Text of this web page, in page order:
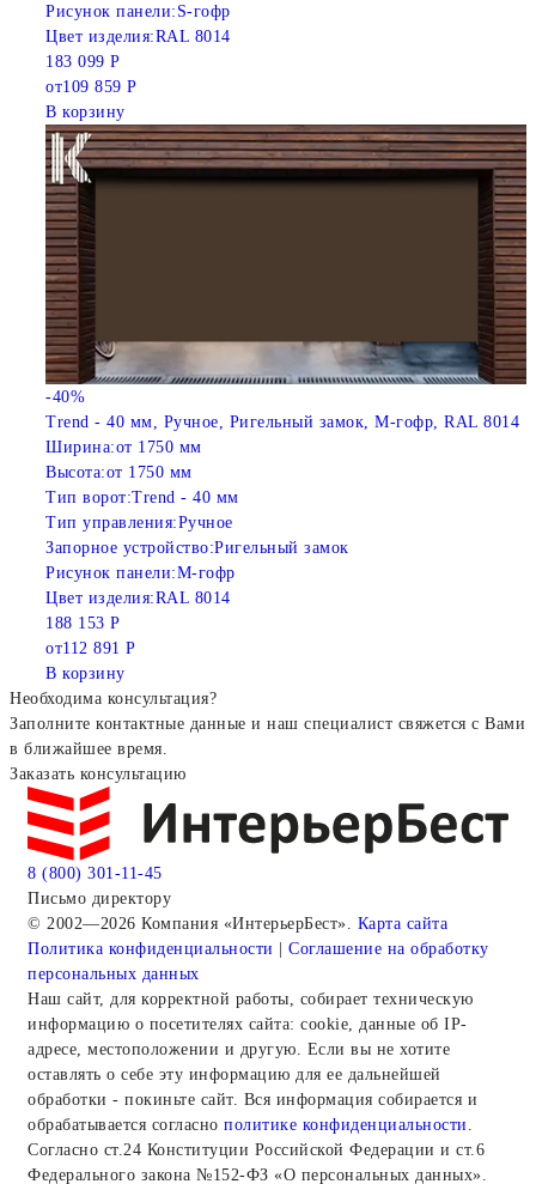
Рисунок панели: S-гофр
Цвет изделия:RAL 8014
183 099 Р
от109 859 Р
В корзину
-40%
Trend - 40 мм, Ручное, Ригельный замок, M-гофр, RAL 8014
Ширина:от 1750 мм
Высота:от 1750 мм
Тип ворот:Trend - 40 мм
Тип управления:Ручное
Запорное устройство:Ригельный замок
Рисунок панели:M-гофр
Цвет изделия:RAL 8014
188 153 Р
от112 891 Р
В корзину
Необходима консультация?
Заполните контактные данные и наш специалист свяжется с Вами
в ближайшее время.
Заказать консультацию
8 (800) 301-11-45
Письмо директору
© 2002—2026 Компания «ИнтерьерБест». Карта сайта
Политика конфиденциальности | Соглашение на обработку
персональных данных
Наш сайт, для корректной работы, собирает техническую
информацию о посетителях сайта: cookie, данные об IP-
адресе, местоположении и другую. Если вы не хотите
оставлять о себе эту информацию для ее дальнейшей
обработки - покиньте сайт. Вся информация собирается и
обрабатывается согласно политике конфиденциальности
Согласно ст.24 Конституции Российской Федерации и ст.6
Федерального закона №152-ФЗ «О персональных данных».